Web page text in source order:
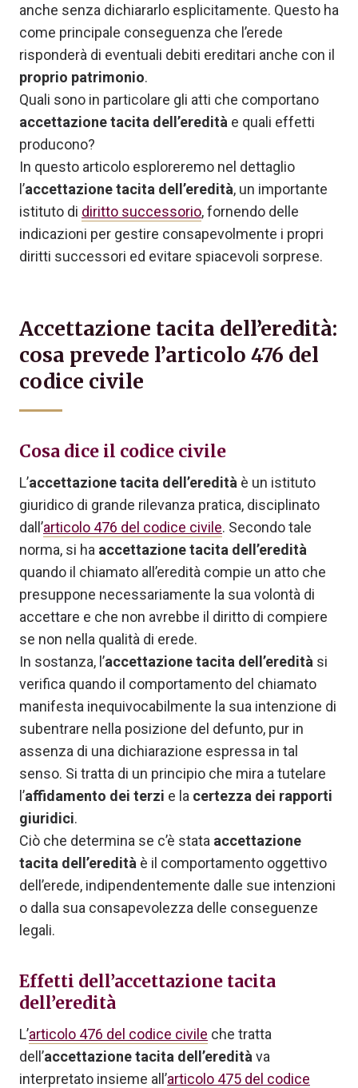
anche senza dichiararlo esplicitamente. Questo ha
come principale conseguenza che l’erede
risponderà di eventuali debiti ereditari anche con il
proprio patrimonio.
Quali sono in particolare gli atti che comportano
accettazione tacita dell’eredità e quali effetti
producono?
In questo articolo esploreremo nel dettaglio
l’accettazione tacita dell’eredità, un importante
istituto di diritto successorio, fornendo delle
indicazioni per gestire consapevolmente i propri
diritti successori ed evitare spiacevoli sorprese.
Accettazione tacita dell’eredità:
cosa prevede l’articolo 476 del
codice civile
Cosa dice il codice civile
L’accettazione tacita dell’eredità è un istituto
giuridico di grande rilevanza pratica, disciplinato
dall’articolo 476 del codice civile. Secondo tale
norma, si ha accettazione tacita dell’eredità
quando il chiamato all’eredità compie un atto che
presuppone necessariamente la sua volontà di
accettare e che non avrebbe il diritto di compiere
se non nella qualità di erede.
In sostanza, l’accettazione tacita dell’eredità si
verifica quando il comportamento del chiamato
manifesta inequivocabilmente la sua intenzione di
subentrare nella posizione del defunto, pur in
assenza di una dichiarazione espressa in tal
senso. Si tratta di un principio che mira a tutelare
l’affidamento dei terzi e la certezza dei rapporti
giuridici.
Ciò che determina se c’è stata accettazione
tacita dell’eredità è il comportamento oggettivo
dell’erede, indipendentemente dalle sue intenzioni
o dalla sua consapevolezza delle conseguenze
legali.
Effetti dell’accettazione tacita
dell’eredità
L’articolo 476 del codice civile che tratta
dell’accettazione tacita dell’eredità va
interpretato insieme all’articolo 475 del codice